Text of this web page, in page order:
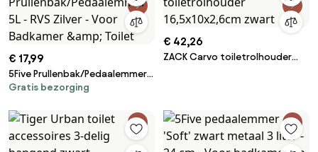
€ 17,99
5Five Prullenbak/Pedaalemmer
5L - RVS Zilver - Voor Badkamer
Gratis bezorging
€ 42,26
ZACK Carvo toiletrolhouder